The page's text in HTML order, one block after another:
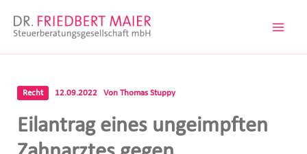
Inhalt
Recht 12.09.2022 Von Thomas Stuppy
Eilantrag eines ungeimpften